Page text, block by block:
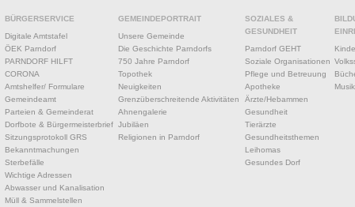
BÜRGERSERVICE
Digitale Amtstafel
ÖEK Parndorf
PARNDORF HILFT
CORONA
Amtshelfer/ Formulare
Gemeindeamt
Parteien & Gemeinderat
Dorfbote & Bürgermeisterbrief
Sitzungsprotokoll GRS
Bekanntmachungen
Sterbefälle
Wichtige Adressen
Abwasser und Kanalisation
Müll & Sammelstellen
GEMEINDEPORTRAIT
Unsere Gemeinde
Die Geschichte Parndorfs
750 Jahre Parndorf
Topothek
Neuigkeiten
Grenzüberschreitende Aktivitäten
Ahnengalerie
Jubiläen
Religionen in Parndorf
SOZIALES &
GESUNDHEIT
Parndorf GEHT
Soziale Organisationen
Pflege und Betreuung
Apotheke
Ärzte/Hebammen
Gesundheit
Tierärzte
Gesundheitsthemen
Leihomas
Gesundes Dorf